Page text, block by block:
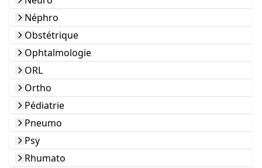
Néphro
Obstétrique
Ophtalmologie
ORL
Ortho
Pédiatrie
Pneumo
Psy
Rhumato